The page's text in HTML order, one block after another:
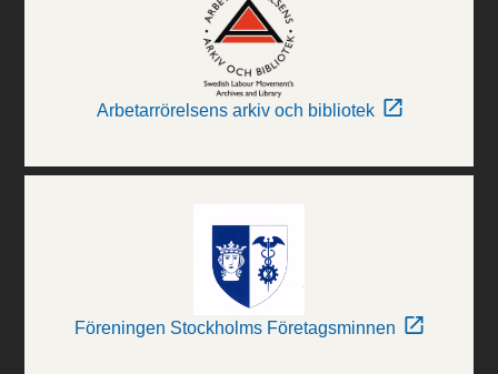
Arbetarrörelsens arkiv och bibliotek
Föreningen Stockholms Företagsminnen